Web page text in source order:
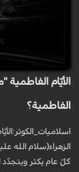
الأيّام الفاطمية
الفاطمية؟
الزهراء(سلام الله
كلّ عام يكثر ويتجدّد